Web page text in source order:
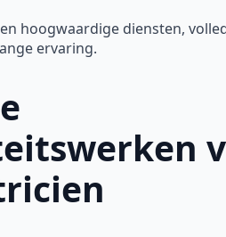
hoogwaardige diensten,
ervaring.